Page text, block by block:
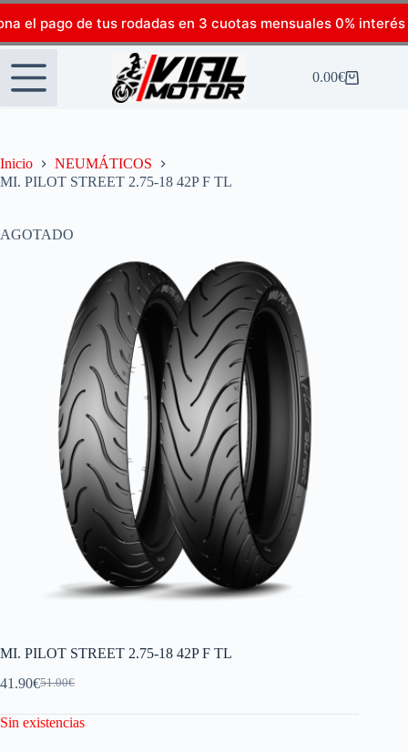
el pago de tus rodadas en 3 cuotas mensuales 0% interés
0.00€
Inicio
NEUMÁTICOS
MI. PILOT STREET 2.75-18 42P F TL
AGOTADO
MI. PILOT STREET 2.75-18 42P F TL
51.00€
41.90€
Sin existencias